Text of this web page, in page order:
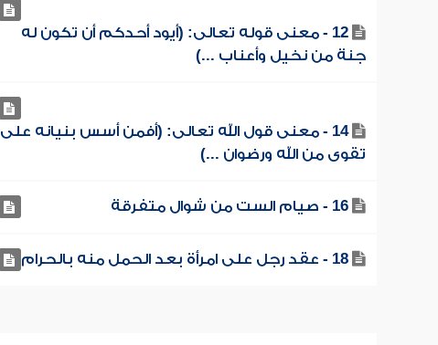
12 - معنى قوله تعالى: (أيود أحدكم أن تكون له
جنة من نخيل وأعناب ...)
14 - معنى قول الله تعالى: (أفمن أسس بنيانه على
تقوى من الله ورضوان ...)
16 - صيام الست من شوال متفرقة
18 - عقد رجل على امرأة بعد الحمل منه بالحرام